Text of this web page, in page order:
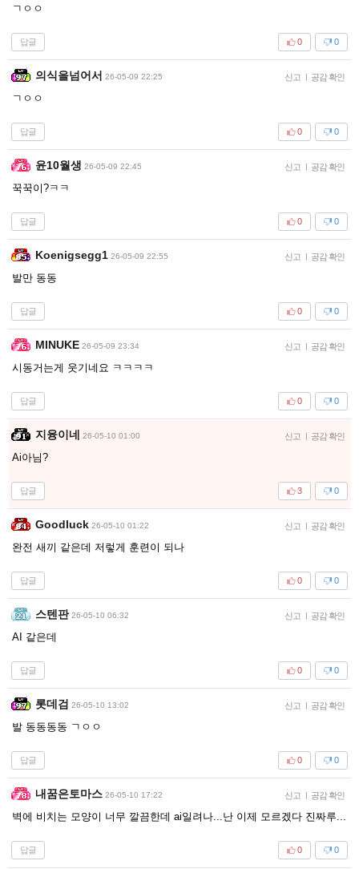
ㄱㅇㅇ
답글 0
0
의식을넘어서 26-05-09 22:25 신고 | 공감 확인
ㄱㅇㅇ
답글 0
0
윤10월생 26-05-09 22:45 신고 | 공감 확인
꾹꾹이?ㅋㅋ
답글 0
0
Koenigsegg1 26-05-09 22:55 신고 | 공감 확인
발만 동동
답글 0
0
MINUKE 26-05-09 23:34 신고 | 공감 확인
시동거는게 웃기네요 ㅋㅋㅋㅋ
답글 0
0
지융이네 26-05-10 01:00 신고 | 공감 확인
Ai아님?
답글 0
3
Goodluck 26-05-10 01:22 신고 | 공감 확인
완전 새끼 같은데 저렇게 훈련이 되나
답글 0
0
스텐판 26-05-10 06:32 신고 | 공감 확인
AI 같은데
답글 0
0
롯데검 26-05-10 13:02 신고 | 공감 확인
발 동동동동 ㄱㅇㅇ
답글 0
0
내꿈은토마스 26-05-10 17:22 신고 | 공감 확인
벽에 비치는 모양이 너무 깔끔한데 ai일려나...난 이제 모르겠다 진짜루...
답글 0
0